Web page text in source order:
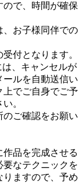
ので、時間が確保
、お子様同伴での
付となります。
、キャンセルが
ルを自動送信い
上でご自身でご予
。
ご確認をお願い
品を完成させる
要なテクニックを
ますので、予め